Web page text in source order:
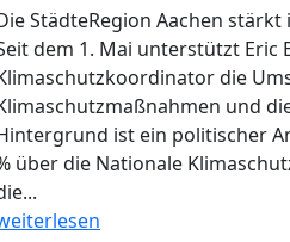
StädteRegion Aachen
dem 1. Mai unterstützt Eric
die
und
ist ein politischer
über die Nationale